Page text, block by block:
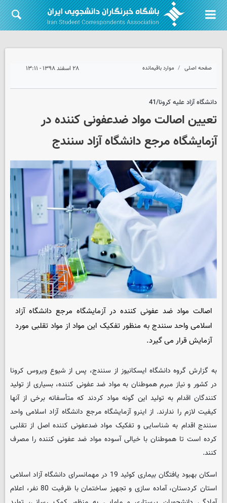
صفحه اصلی موارد باقیمانده ۲۸ اسفند ۱۳۹۸ - ۱۳:۱۱
دانشگاه آزاد علیه کرونا/41
تعیین اصالت مواد ضدعفونی کننده در
آزمایشگاه مرجع دانشگاه آزاد سنندج
اصالت مواد ضد عفونی کننده در آزمایشگاه مرجع دانشگاه آزاد
اسلامی واحد سنندج به منظور تفکیک این مواد از مواد تقلبی مورد
آزمایش قرار می گیرد.
به گزارش گروه دانشگاه ایسکانیوز از سنندج، پس از شیوع ویروس کرونا
در کشور و نیاز مبرم هموطنان به مواد ضد عفونی کننده، بسیاری از تولید
کنندگان اقدام به تولید این گونه مواد کردند که متأسفانه برخی از آنها
کیفیت لازم را ندارند. از اینرو آزمایشگاه مرجع دانشگاه آزاد اسلامی واحد
سنندج اقدام به شناسایی و تفکیک مواد ضدعفونی کننده اصل از تقلبی
کرده است تا هموطنان با خیالی آسوده مواد ضد عفونی کننده را مصرف
کنند.
اسکان بهبود یافتگان بیماری کوئید 19 در مهمانسرای دانشگاه آزاد اسلامی
استان کردستان، آماده سازی و تجهیز ساختمان با ظرفیت 80 نفر، اعلام